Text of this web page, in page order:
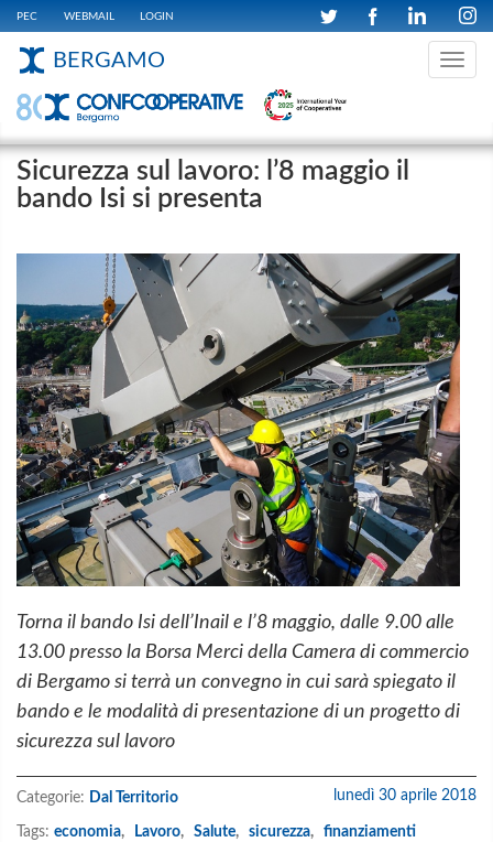
PEC WEBMAIL LOGIN
Toggle
BERGAMO
Sicurezza sul lavoro: l’8 maggio il
bando Isi si presenta
Torna il bando Isi dell’Inail e l’8 maggio, dalle 9.00 alle
13.00 presso la Borsa Merci della Camera di commercio
di Bergamo si terrà un convegno in cui sarà spiegato il
bando e le modalità di presentazione di un progetto di
sicurezza sul lavoro
lunedì 30 aprile 2018
Categorie: Dal Territorio
Tags: economia, Lavoro, Salute, sicurezza, finanziamenti